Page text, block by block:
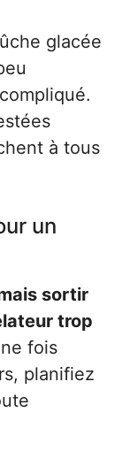
glacée
à tous
un
sortir
trop
fois
planifiez